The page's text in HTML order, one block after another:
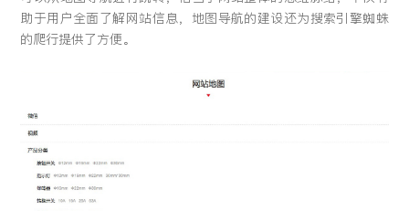
助于用户全面了解网站信息，地图导航的建设还为搜索引擎蜘蛛
的爬行提供了方便。